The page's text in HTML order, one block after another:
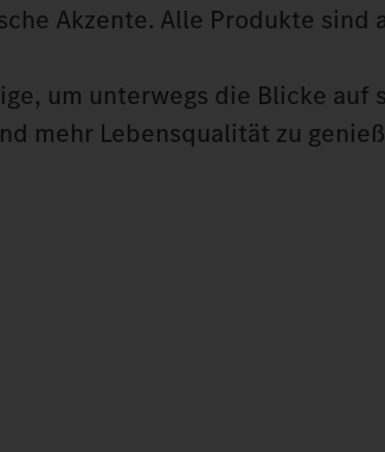
Akzente. Alle Produkte sind
um unterwegs die Blicke auf
mehr Lebensqualität zu